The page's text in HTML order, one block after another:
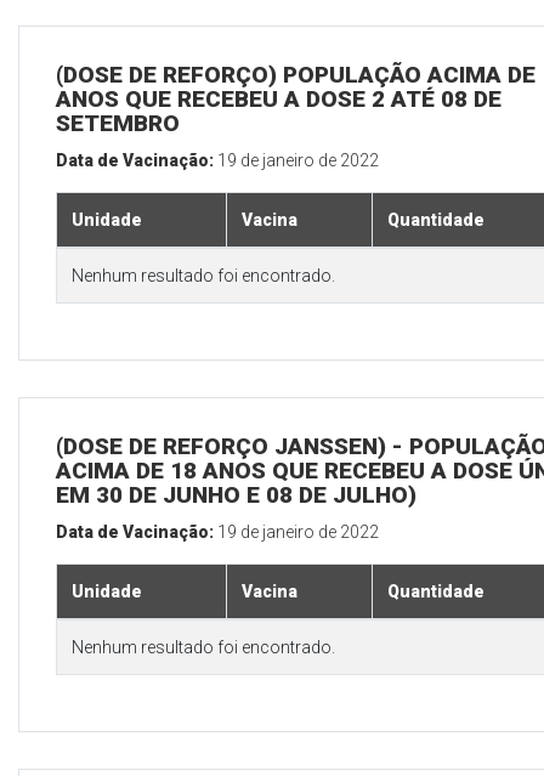
(DOSE DE REFORÇO) POPULAÇÃO ACIMA DE
ANOS QUE RECEBEU A DOSE 2 ATÉ 08 DE
SETEMBRO
Data de Vacinação: 19 de janeiro de 2022
Unidade Vacina Quantidade
Nenhum resultado foi encontrado.
(DOSE DE REFORÇO JANSSEN) -
ACIMA DE 18 ANOS QUE RECEBEU A DOSE
EM 30 DE JUNHO E 08 DE JULHO)
Data de Vacinação: 19 de janeiro de 2022
Unidade Vacina Quantidade
Nenhum resultado foi encontrado.